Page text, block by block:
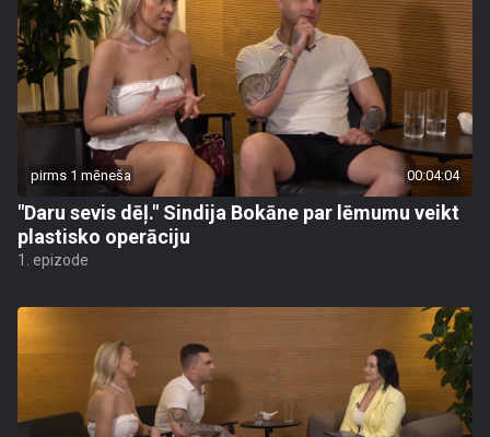
pirms 1 mēneša 00:04:04
"Daru sevis dēļ." Sindija Bokāne par lēmumu veikt
plastisko operāciju
1. epizode